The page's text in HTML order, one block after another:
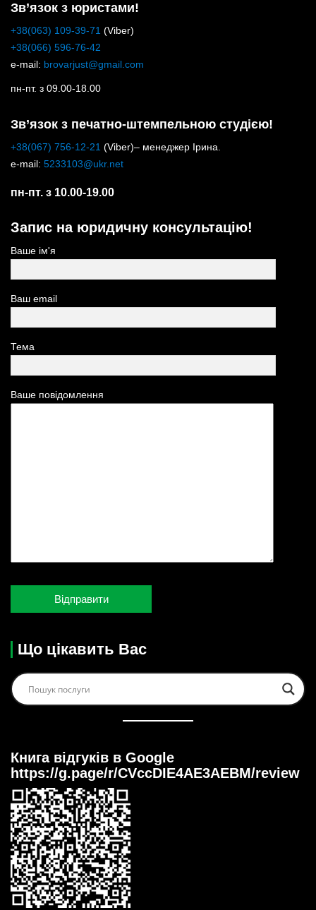
Зв’язок з юристами!
+38(063) 109-39-71 (Viber)
+38(066) 596-76-42
e-mail: brovarjust@gmail.com
пн-пт. з 09.00-18.00
Зв’язок з печатно-штемпельною студією!
+38(067) 756-12-21 (Viber)– менеджер Ірина.
e-mail: 5233103@ukr.net
пн-пт. з 10.00-19.00
Запис на юридичну консультацію!
Ваше ім'я
Ваш email
Тема
Ваше повідомлення
Що цікавить Вас
Книга відгуків в Google
https://g.page/r/CVccDIE4AE3AEBM/review